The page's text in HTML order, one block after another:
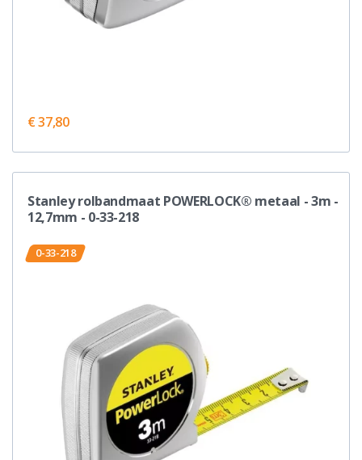
€ 37,80
Stanley rolbandmaat POWERLOCK® metaal - 3m -
12,7mm - 0-33-218
0-33-218